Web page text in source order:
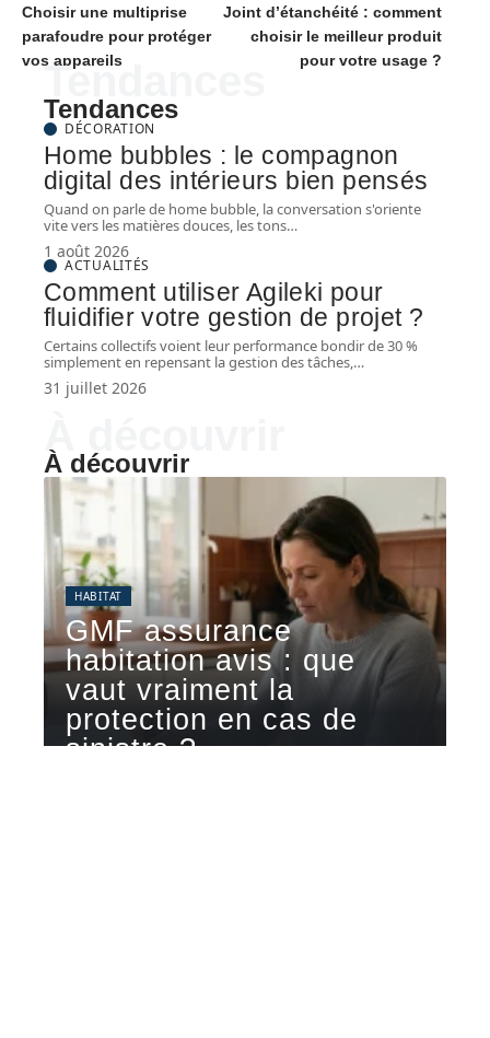
Choisir une multiprise
parafoudre pour protéger
vos appareils
Joint d’étanchéité : comment
choisir le meilleur produit
pour votre usage ?
Tendances
Tendances
DÉCORATION
Home bubbles : le compagnon
digital des intérieurs bien pensés
Quand on parle de home bubble, la conversation s'oriente
vite vers les matières douces, les tons…
1 août 2026
ACTUALITÉS
Comment utiliser Agileki pour
fluidifier votre gestion de projet ?
Certains collectifs voient leur performance bondir de 30 %
simplement en repensant la gestion des tâches,…
31 juillet 2026
À découvrir
HABITAT
GMF assurance
habitation avis : que
vaut vraiment la
protection en cas de
sinistre ?